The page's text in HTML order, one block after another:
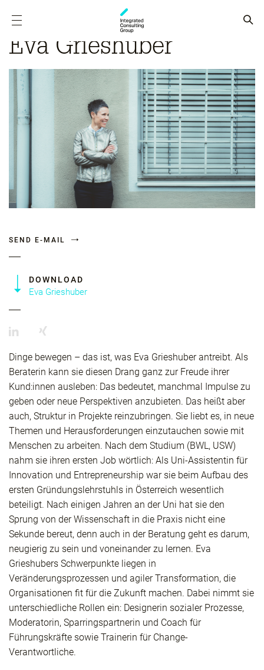
Eva Grieshuber
SEND E-MAIL
DOWNLOAD
Eva Grieshuber
Dinge bewegen – das ist, was Eva Grieshuber antreibt. Als
Beraterin kann sie diesen Drang ganz zur Freude ihrer
Kund:innen ausleben: Das bedeutet, manchmal Impulse zu
geben oder neue Perspektiven anzubieten. Das heißt aber
auch, Struktur in Projekte reinzubringen. Sie liebt es, in neue
Themen und Herausforderungen einzutauchen sowie mit
Menschen zu arbeiten. Nach dem Studium (BWL, USW)
nahm sie ihren ersten Job wörtlich: Als Uni-Assistentin für
Innovation und Entrepreneurship war sie beim Aufbau des
ersten Gründungslehrstuhls in Österreich wesentlich
beteiligt. Nach einigen Jahren an der Uni hat sie den
Sprung von der Wissenschaft in die Praxis nicht eine
Sekunde bereut, denn auch in der Beratung geht es darum,
neugierig zu sein und voneinander zu lernen. Eva
Grieshubers Schwerpunkte liegen in
Veränderungsprozessen und agiler Transformation, die
Organisationen fit für die Zukunft machen. Dabei nimmt sie
unterschiedliche Rollen ein: Designerin sozialer Prozesse,
Moderatorin, Sparringspartnerin und Coach für
Führungskräfte sowie Trainerin für Change-
Verantwortliche.